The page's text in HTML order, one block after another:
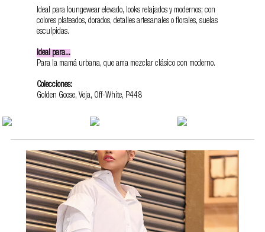
Ideal para loungewear elevado, looks relajados y modernos; con
colores plateados, dorados, detalles artesanales o florales, suelas
esculpidas.
Ideal para...
Para la mamá urbana, que ama mezclar clásico con moderno.
Colecciones:
Golden Goose, Veja, Off-White, P448